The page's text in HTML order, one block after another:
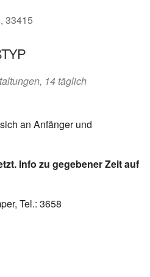
33415
14 täglich
an Anfänger und
Info zu gegebener Zeit auf
Tel.: 3658